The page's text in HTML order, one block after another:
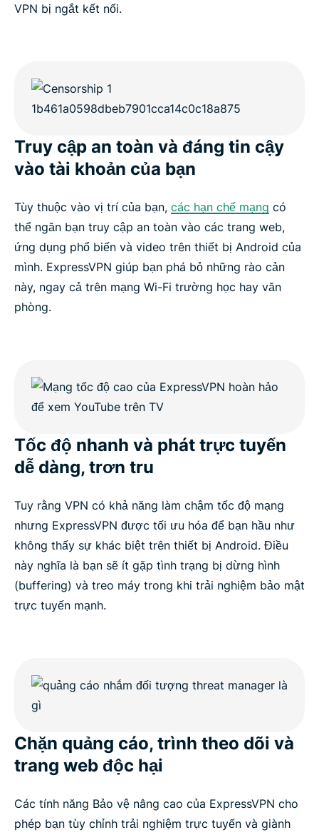
VPN bị ngắt kết nối.
Truy cập an toàn và đáng tin cậy
vào tài khoản của bạn
Tùy thuộc vào vị trí của bạn, các hạn chế mạng có
thể ngăn bạn truy cập an toàn vào các trang web,
ứng dụng phổ biến và video trên thiết bị Android của
mình. ExpressVPN giúp bạn phá bỏ những rào cản
này, ngay cả trên mạng Wi-Fi trường học hay văn
phòng.
Tốc độ nhanh và phát trực tuyến
dễ dàng, trơn tru
Tuy rằng VPN có khả năng làm chậm tốc độ mạng
nhưng ExpressVPN được tối ưu hóa để bạn hầu như
không thấy sự khác biệt trên thiết bị Android. Điều
này nghĩa là bạn sẽ ít gặp tình trạng bị dừng hình
(buffering) và treo máy trong khi trải nghiệm bảo mật
trực tuyến mạnh.
Chặn quảng cáo, trình theo dõi và
trang web độc hại
Các tính năng Bảo vệ nâng cao của ExpressVPN cho
phép bạn tùy chỉnh trải nghiệm trực tuyến và giành